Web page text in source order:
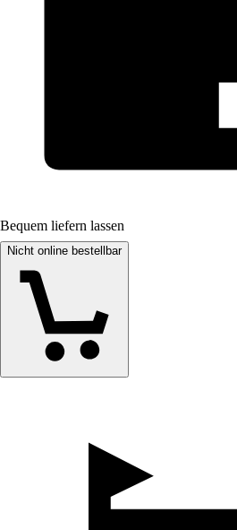
Bequem liefern lassen
Nicht online bestellbar